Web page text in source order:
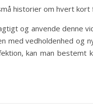
historier om hvert kort
og anvende denne
vedholdenhed og
kan man bestemt